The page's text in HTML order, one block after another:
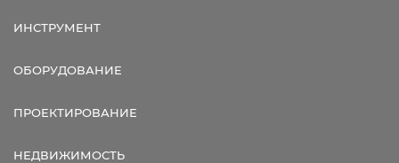
ИНСТРУМЕНТ
ОБОРУДОВАНИЕ
ПРОЕКТИРОВАНИЕ
НЕДВИЖИМОСТЬ